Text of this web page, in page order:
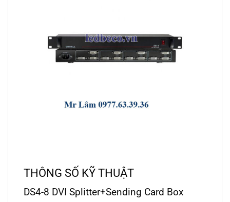
THÔNG SỐ KỸ THUẬT
DS4-8 DVI Splitter+Sending Card Box